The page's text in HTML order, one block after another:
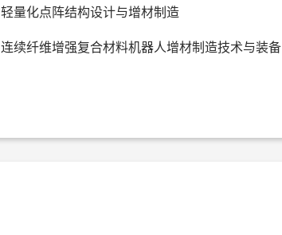
轻量化点阵结构设计与增材制造
连续纤维增强复合材料机器人增材制造技术与装备